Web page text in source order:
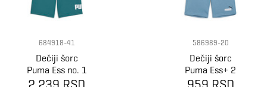
684918-41
Dečiji šorc
Puma Ess no. 1
logo shorts tr b
586989-20
Dečiji šorc
Puma Ess+ 2
col shorts tr b